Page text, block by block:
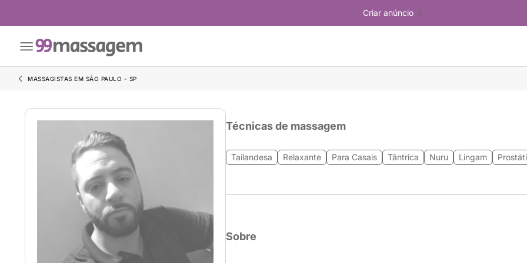
Criar anúncio
MASSAGISTAS EM SÃO PAULO - SP
Técnicas de massagem
Tailandesa Relaxante Para Casais Tântrica Nuru Lingam
Sobre